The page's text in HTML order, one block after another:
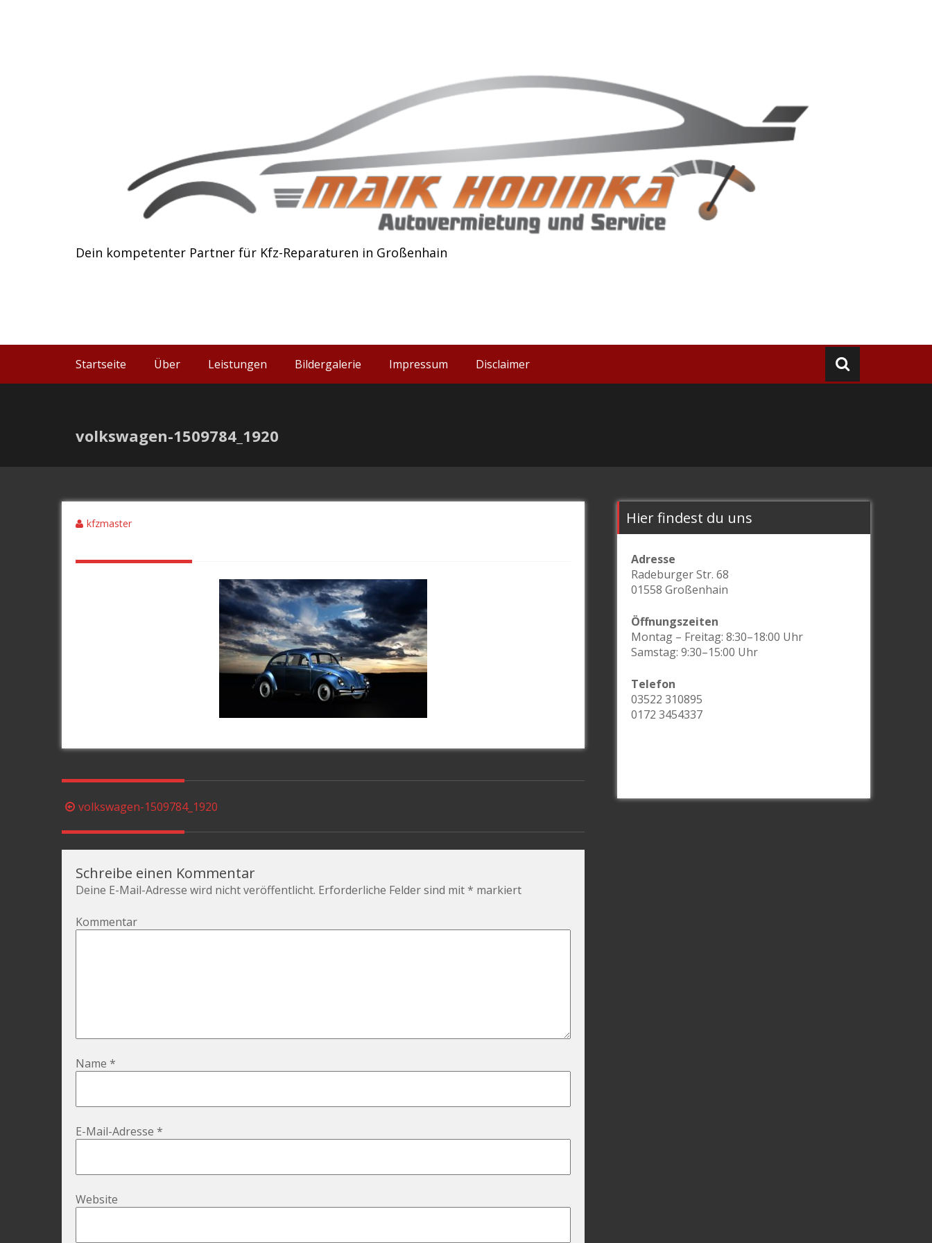
Dein kompetenter Partner für Kfz-Reparaturen in Großenhain
Startseite Über Leistungen Bildergalerie Impressum Disclaimer
volkswagen-1509784_1920
kfzmaster
Beitragsnavigation
volkswagen-1509784_1920
Schreibe einen Kommentar
Deine E-Mail-Adresse wird nicht veröffentlicht. Erforderliche Felder sind mit* markiert
Kommentar
Name *
E-Mail-Adresse *
Website
Hier findest du uns
Adresse
Radeburger Str. 68
01558 Großenhain
Öffnungszeiten
Montag – Freitag: 8:30–18:00 Uhr
Samstag: 9:30–15:00 Uhr
Telefon
03522 310895
0172 3454337